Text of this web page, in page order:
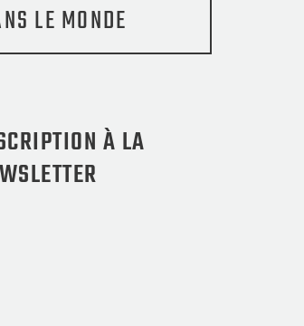
LE MONDE
À LA